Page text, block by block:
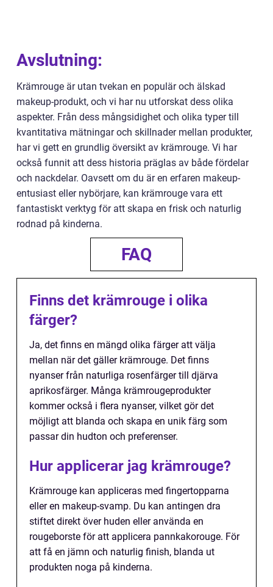
Avslutning:
Krämrouge är utan tvekan en populär och älskad
makeup-produkt, och vi har nu utforskat dess olika
aspekter. Från dess mångsidighet och olika typer till
kvantitativa mätningar och skillnader mellan produkter,
har vi gett en grundlig översikt av krämrouge. Vi har
också funnit att dess historia präglas av både fördelar
och nackdelar. Oavsett om du är en erfaren makeup-
entusiast eller nybörjare, kan krämrouge vara ett
fantastiskt verktyg för att skapa en frisk och naturlig
rodnad på kinderna.
FAQ
Finns det krämrouge i olika
färger?
Ja, det finns en mängd olika färger att välja
mellan när det gäller krämrouge. Det finns
nyanser från naturliga rosenfärger till djärva
aprikosfärger. Många krämrougeprodukter
kommer också i flera nyanser, vilket gör det
möjligt att blanda och skapa en unik färg som
passar din hudton och preferenser.
Hur applicerar jag krämrouge?
Krämrouge kan appliceras med fingertopparna
eller en makeup-svamp. Du kan antingen dra
stiftet direkt över huden eller använda en
rougeborste för att applicera pannkakorouge. För
att få en jämn och naturlig finish, blanda ut
produkten noga på kinderna.